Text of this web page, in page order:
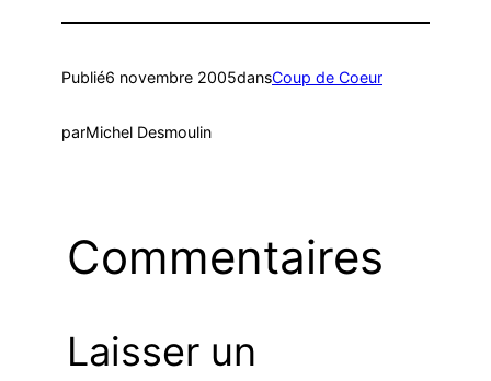
Publié6 novembre 2005dansCoup de Coeur
parMichel Desmoulin
Commentaires
Laisser un